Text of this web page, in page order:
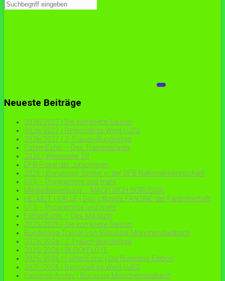
Neueste Beiträge
2026/2027 | Die komplette Saison
2026/2027 | Regionalliga West | U23
2026/2027 | 2. Frauen-Bundesliga
FohlenEcho – Das Trainingslager
2026 | Weisweiler Elf
DFB-Pokal der Juniorinnen
2026 | Borussias Spieler in der DFB-Nationalmannschaft
U19 – Programme und mehr
Mitgliederwerbung – MACH DICH BORUSSIA.
HELMUT | KALLE | Das offizielle FANZINE der Fanbotschaft
U13 – Programme und mehr
FohlenEcho – Das Magazin
2025/2026 | Die komplette Saison
Bundesliga-Trainer von Borussia Mönchengladbach
2025/2026 | 2. Frauen-Bundesliga
2025/2026 | BLOCKFLÖTE
2025/2026 | FohlenEcho | Die Business-Edition
2025/2026 | Regionalliga West | U23
Fanzines-Archiv | Borussia Mönchengladbach